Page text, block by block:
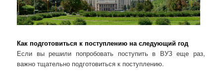
Как подготовиться к поступлению на следующий год
Если вы решили попробовать поступить в ВУЗ еще раз,
важно тщательно подготовиться к поступлению.